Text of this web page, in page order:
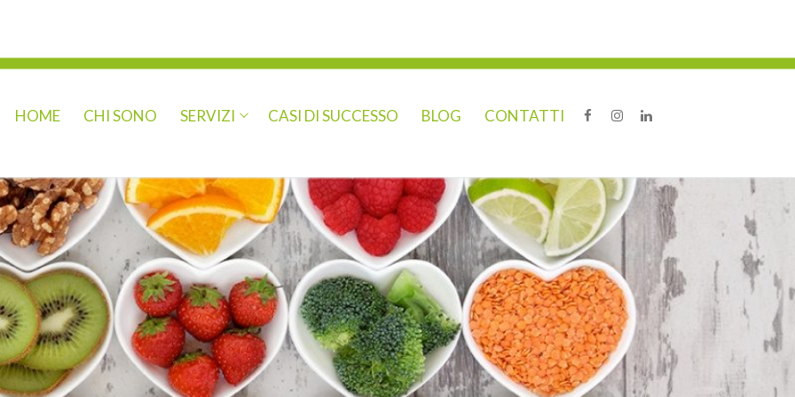
HOME CHI SONO SERVIZI CASI DI SUCCESSO BLOG CONTATTI